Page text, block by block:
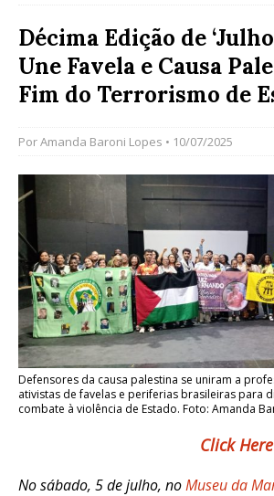
Décima Edição de
Une Favela e Causa
Fim do Terrorismo de
PorAmanda Baroni Lopes • 10/07/2025
Defensores da causa palestina se uniram a
ativistas de favelas e periferias brasileiras para
combate à violência de Estado. Foto: Amanda
Click
No sábado, 5 de julho, noMuseu da